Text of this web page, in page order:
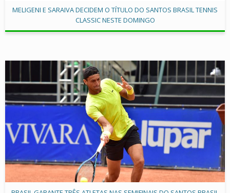
MELIGENI E SARAIVA DECIDEM O TÍTULO DO SANTOS BRASIL TENNIS
CLASSIC NESTE DOMINGO